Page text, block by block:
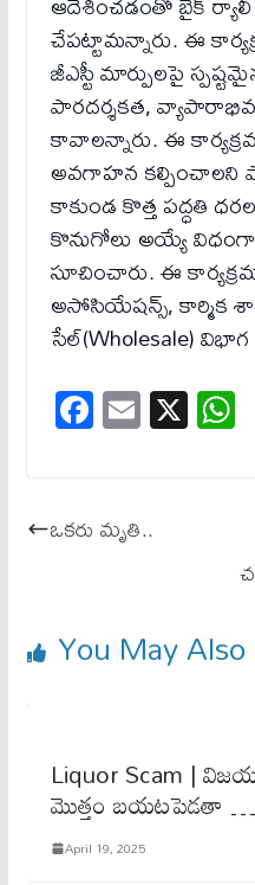
చేపట్టామన్నారు. ఈ
జీఎస్టీ మార్పులపై
పారదర్శకత,
కావాలన్నారు. ఈ
అవగాహన కల్పించాలని
కాకుండ కొత్త పద్ధతి
కొనుగోలు అయ్యే
సూచించారు. ఈ
అసోసియేషన్స్, కార్మిక
సేల్(Wholesale) విభాగ
Fa
ce
ok
E
m
X W
ha
ఒక‌రు మృతి..
You May
Liquor Scam |
మొత్తం బయటపెడతా …
April 19, 2025